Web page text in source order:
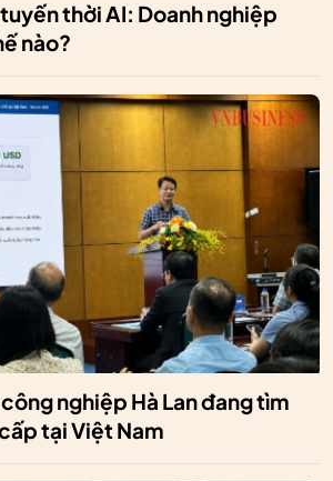
thời AI: Doanh nghiệp
nào?
nghiệp Hà Lan đang tìm
tại Việt Nam